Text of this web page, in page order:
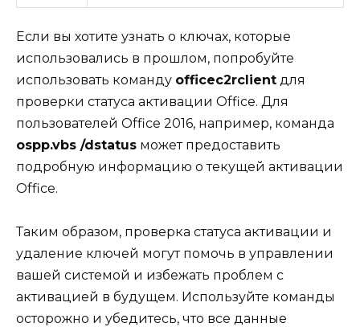
Если вы хотите узнать о ключах, которые
использовались в прошлом, попробуйте
использовать команду officec2rclient для
проверки статуса активации Office. Для
пользователей Office 2016, например, команда
ospp.vbs /dstatus может предоставить
подробную информацию о текущей активации
Office.
Таким образом, проверка статуса активации и
удаление ключей могут помочь в управлении
вашей системой и избежать проблем с
активацией в будущем. Используйте команды
осторожно и убедитесь, что все данные